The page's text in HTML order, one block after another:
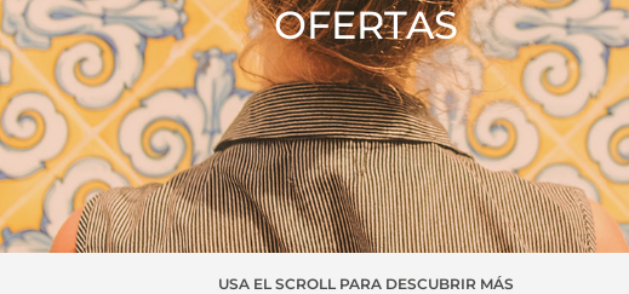
OFERTAS
USA EL SCROLL PARA DESCUBRIR MÁS